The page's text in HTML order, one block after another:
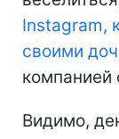
Instagram,
своими
компанией
Видимо,